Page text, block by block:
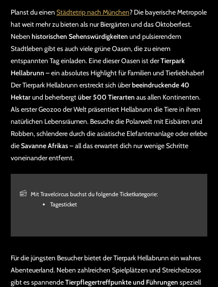
Planst du einen Städtetrip nach München? Die bayerische Metropole
hat weit mehr zu bieten als nur Biergärten und das Oktoberfest.
Neben historischen Sehenswürdigkeiten und pulsierendem
Stadtleben gibt es auch viele grüne Oasen, die zu einem
entspannten Tag einladen. Eine dieser Oasen ist derTierpark
Hellabrunn – ein absolutes Highlight für Familien und Tierliebhaber!
Der Tierpark Hellabrunn erstreckt sich überbeeindruckende 40
Hektarund beherbergtüber 500 Tierarten aus allen Kontinenten.
Als erster Geozoo der Welt präsentiert Hellabrunn die Tiere in ihren
natürlichen Lebensräumen. Besuche die Polarwelt mit Eisbären und
Robben, schlendere durch die asiatische Elefantenanlage oder erlebe
dieSavanne Afrikas– all das erwartet dich nur wenige Schritte
voneinander entfernt.
Mit Travelcircus buchst du folgende Ticketkategorie:
Tagesticket
Für die jüngsten Besucher bietet der Tierpark Hellabrunn ein wahres
Abenteuerland. Neben zahlreichen Spielplätzen und Streichelzoos
gibt es spannendeTierpflegertreffpunkte und Führungen speziell